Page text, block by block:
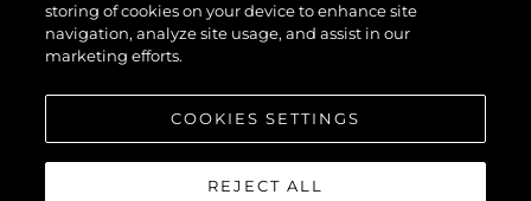
Estilo De Vida
Historia
storing of cookies on your device to enhance site
navigation, analyze site usage, and assist in our
marketing efforts.
COOKIES SETTINGS
REJECT ALL